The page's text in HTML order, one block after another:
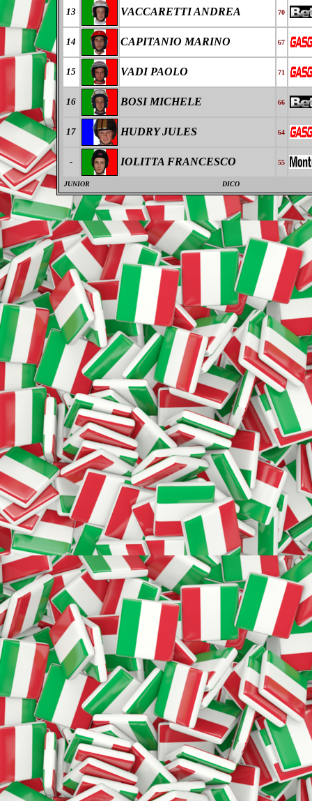
13 VACCARETTI ANDREA 70
14 CAPITANIO MARINO 67
15 VADI PAOLO 71
16 BOSI MICHELE 66
17 HUDRY JULES 64
- IOLITTA FRANCESCO 55
JUNIOR DICO